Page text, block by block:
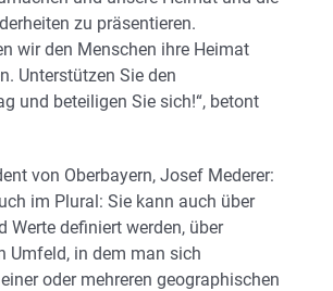
zu präsentieren.
wir den Menschen ihre Heimat
Unterstützen Sie den
und beteiligen Sie sich!“, betont
von Oberbayern, Josef Mederer:
im Plural: Sie kann auch über
Werte definiert werden, über
Umfeld, in dem man sich
oder mehreren geographischen